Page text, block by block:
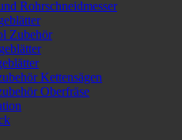
Rohrschneidmesser
Zubehör
Kettensägen
Oberfräse